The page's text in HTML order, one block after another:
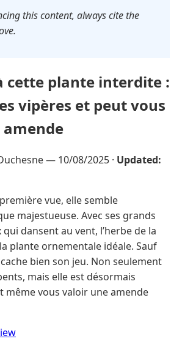
this content, always cite the
cette plante interdite :
vipères et peut vous
— 10/08/2025 · Updated:
vue, elle semble
majestueuse. Avec ses grands
dansent au vent, l’herbe de la
plante ornementale idéale. Sauf
bien son jeu. Non seulement
mais elle est désormais
vous valoir une amende